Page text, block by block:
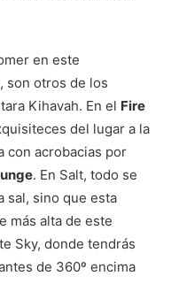
en este
, son otros de los
Kihavah. En el Fire
del lugar a la
con acrobacias por
. En Salt, todo se
sal, sino que esta
más alta de este
Sky, donde tendrás
de 360º encima